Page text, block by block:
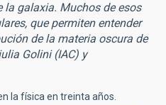
la galaxia. Muchos de esos
que permiten entender
de la materia oscura de
Golini (IAC) y
la física en treinta años.